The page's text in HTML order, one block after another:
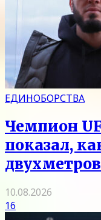
ЕДИНОБОРСТВА
Чемпион
показал,
10.08.2026
16